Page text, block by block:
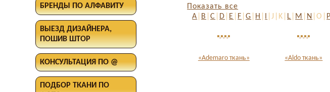
БРЕНДЫ ПО АЛФАВИТУ
ВЫЕЗД ДИЗАЙНЕРА,
ПОШИВ ШТОР
КОНСУЛЬТАЦИЯ ПО @
ПОДБОР ТКАНИ ПО
Показать все
A
B |C D E F |G H |J|K| L M N |O| P
«Ademaro ткань» «Aldo ткань»